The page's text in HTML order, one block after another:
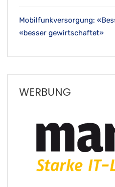
Mobilfunkversorgung:
«besser gewirtschaftet»
WERBUNG